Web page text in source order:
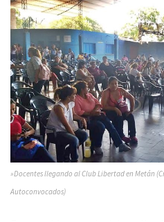
»Docentes llegando al Club Libertad en Metán
Autoconvocados)